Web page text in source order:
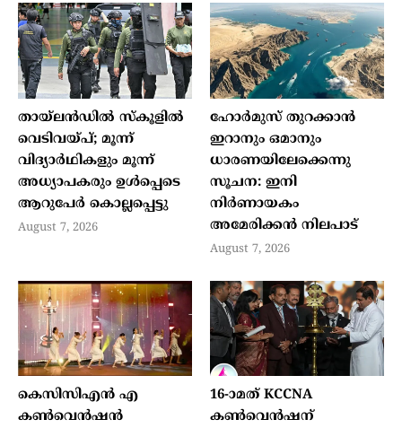
തായ്ലന്‍ഡില്‍ സ്‌കൂളില്‍
വെടിവയ്പ്; മൂന്ന്
വിദ്യാര്‍ഥികളും മൂന്ന്
അധ്യാപകരും ഉള്‍പ്പെടെ
ആറുപേര്‍ കൊല്ലപ്പെട്ടു
August 7, 2026
ഹോര്‍മുസ് തുറക്കാന്‍
ഇറാനും ഒമാനും
ധാരണയിലേക്കെന്നു
സൂചന: ഇനി
നിര്‍ണായകം
അമേരിക്കന്‍ നിലപാട്
August 7, 2026
കെസിസിഎൻ എ
കൺവെൻഷൻ
16-ാമത് KCCNA
കൺവെൻഷന്